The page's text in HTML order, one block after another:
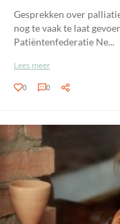
Gesprekken over
nog te vaak te laat
Patiëntenfederatie Ne...
Lees meer
0 0